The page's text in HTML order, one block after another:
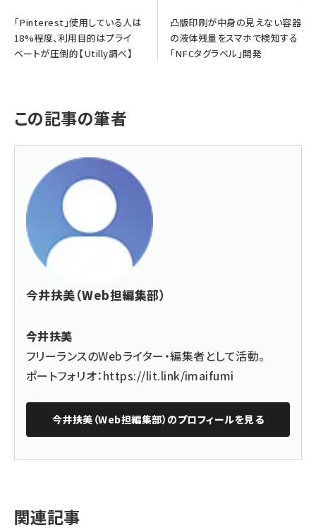
「Pinterest」使用している人は
18%程度、利用目的はプライ
ベートが圧倒的【Utilly調べ】
凸版印刷が中身の見えない容器
の液体残量をスマホで検知する
「NFCタグラベル」開発
この記事の筆者
今井扶美（Web担編集部）
今井扶美
フリーランスのWebライター・編集者として活動。
ポートフォリオ：https://lit.link/imaifumi
今井扶美（Web担編集部） のプロフィールを見る
関連記事